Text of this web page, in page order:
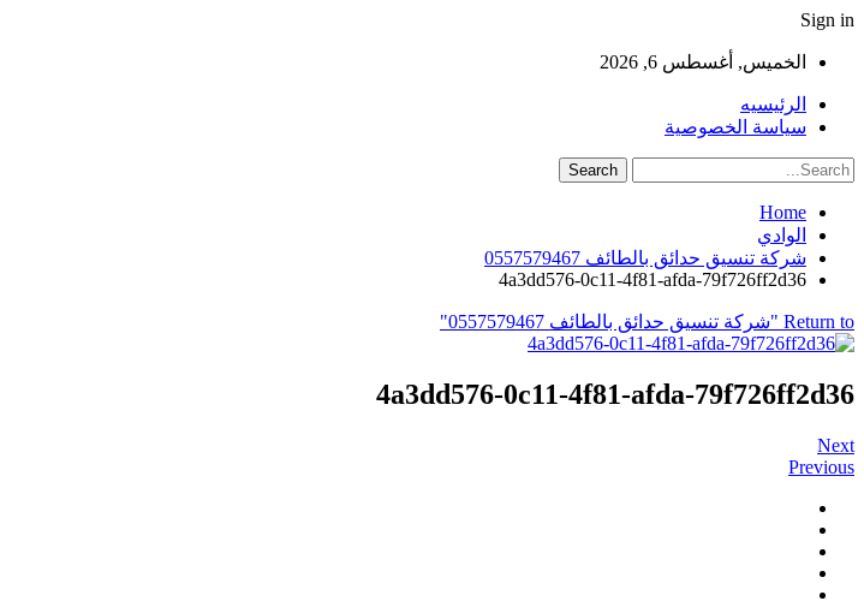
Sign in
الخميس, أغسطس 6, 2026
الرئيسيه
سياسة الخصوصية
Home
الوادي
شركة تنسيق حدائق بالطائف 0557579467
4a3dd576-0c11-4f81-afda-79f726ff2d36
Return to "شركة تنسيق حدائق بالطائف 0557579467"
4a3dd576-0c11-4f81-afda-79f726ff2d36
Next
Previous